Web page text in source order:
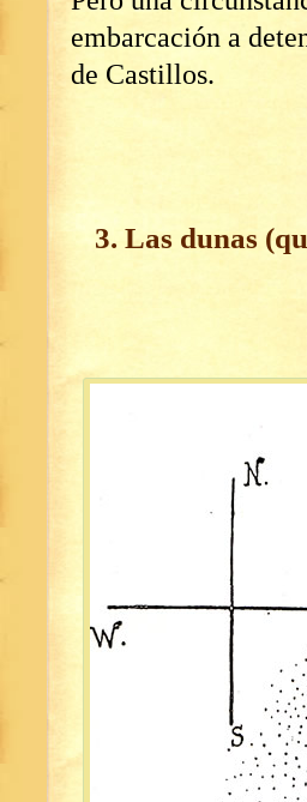
embarcación a
de Castillos.
3. Las dunas